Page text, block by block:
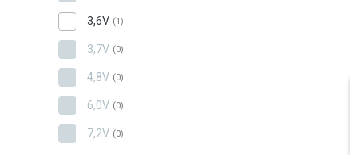
3,6V (1)
3,7V (0)
4,8V (0)
6,0V (0)
7,2V (0)